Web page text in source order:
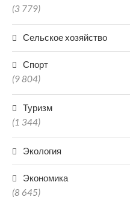
(3 779)
Сельское хозяйство
Спорт
(9 804)
Туризм
(1 344)
Экология
Экономика
(8 645)